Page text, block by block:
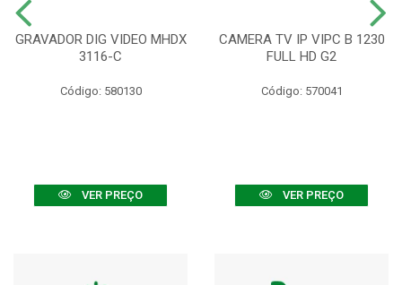
GRAVADOR DIG VIDEO MHDX
3116-C
Código: 580130
VER PREÇO
CAMERA TV IP VIPC B 1230
FULL HD G2
Código: 570041
VER PREÇO